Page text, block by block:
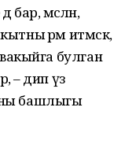
мәсәлән,
әрәм итмәскә,
булган
– дип үз
башлыгы